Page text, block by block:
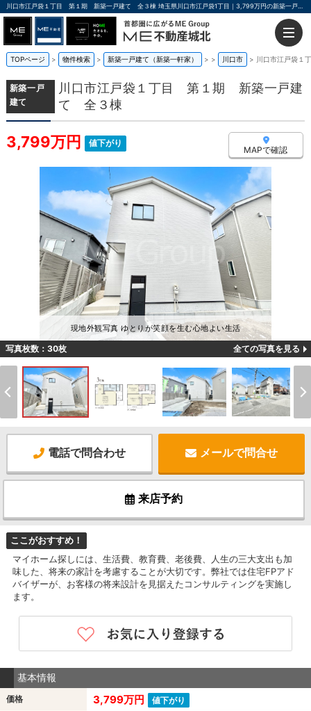
川口市江戸袋１丁目 第１期 新築一戸建て 全３棟 埼玉県川口市江戸袋1丁目｜3,799万円の新築一戸建て｜ME不動産城北
TOPページ 物件検索 新築一戸建て（新築一軒家） > 川口市 川口市江戸袋
新築一戸
建て
川口市江戸袋１丁目 第１期 新築一戸建
て 全３棟
3,799万円 値下がり
MAPで確認
現地外観写真 ゆとりが笑顔を生む心地よい生活
写真枚数：30枚 全ての写真を見る
電話で問合わせ メールで問合せ
来店予約
ここがおすすめ！
マイホーム探しには、生活費、教育費、老後費、人生の三大支出も加
味した、将来の家計を考慮することが大切です。弊社では住宅FPアド
バイザーが、お客様の将来設計を見据えたコンサルティングを実施し
ます。
基本情報
価格 3,799万円 値下がり